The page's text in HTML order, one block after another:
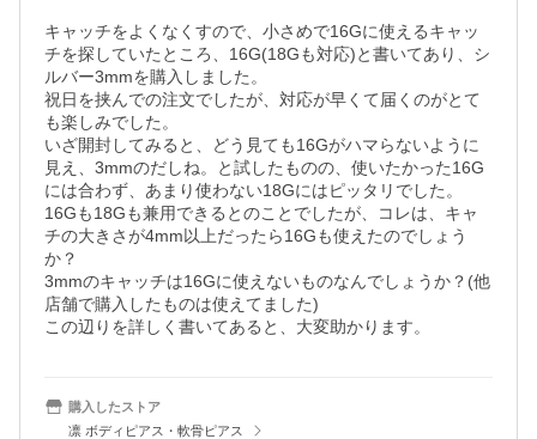
キャッチをよくなくすので、小さめで16Gに使えるキャッ
チを探していたところ、16G(18Gも対応)と書いてあり、シ
ルバー3mmを購入しました。
祝日を挟んでの注文でしたが、対応が早くて届くのがとて
も楽しみでした。
いざ開封してみると、どう見ても16Gがハマらないように
見え、3mmのだしね。と試したものの、使いたかった16G
には合わず、あまり使わない18Gにはピッタリでした。
16Gも18Gも兼用できるとのことでしたが、コレは、キャ
チの大きさが4mm以上だったら16Gも使えたのでしょう
か？
3mmのキャッチは16Gに使えないものなんでしょうか？(他
店舗で購入したものは使えてました)
この辺りを詳しく書いてあると、大変助かります。
購入したストア
凛 ボディピアス・軟骨ピアス